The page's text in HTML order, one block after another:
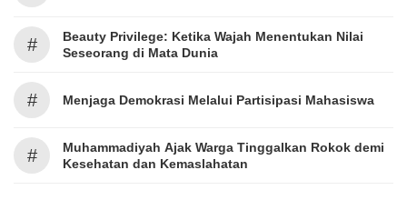
#
Beauty Privilege: Ketika Wajah Menentukan Nilai
Seseorang di Mata Dunia
# Menjaga Demokrasi Melalui Partisipasi Mahasiswa
#
Muhammadiyah Ajak Warga Tinggalkan Rokok demi
Kesehatan dan Kemaslahatan